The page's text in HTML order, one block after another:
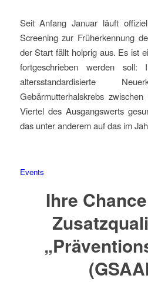
Seit Anfang Januar läuft
Screening zur Früherkennung
der Start fällt holprig aus. Es ist
fortgeschrieben werden
altersstandardisierte
Gebärmutterhalskrebs
Viertel des Ausgangswerts
das unter anderem auf das im
Events
Ihre